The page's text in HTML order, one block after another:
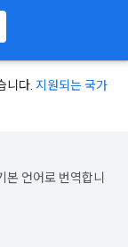
니다. 지원되는 국가
언어로 번역합니